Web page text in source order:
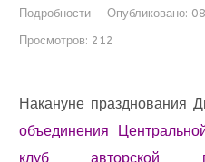
Подробности
Опубликовано:
Просмотров: 212
Накануне празднования
объединения
клуб авторской